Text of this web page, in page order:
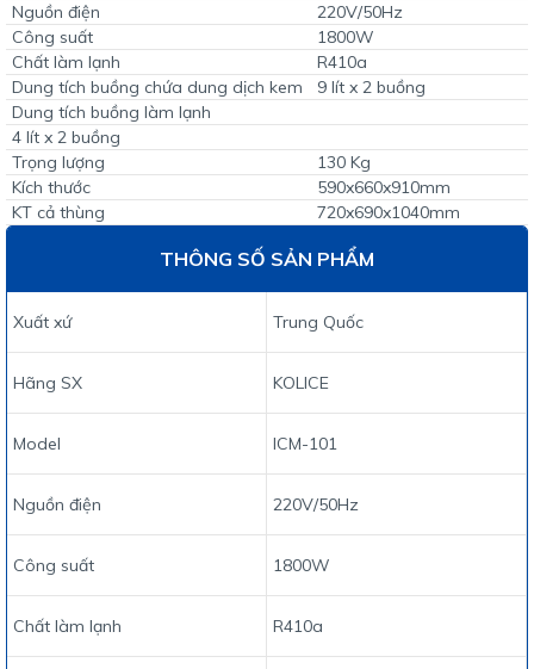
Nguồn điện
220V/50Hz
Công suất
1800W
Chất làm lạnh
R410a
Dung tích buồng chứa dung dịch kem
9 lít x 2 buồng
Dung tích buồng làm lạnh
4 lít x 2 buồng
Trọng lượng
130 Kg
Kích thước
590x660x910mm
KT cả thùng
720x690x1040mm
THÔNG SỐ SẢN PHẨM
Xuất xứ Trung Quốc
Hãng SX KOLICE
Model ICM-101
Nguồn điện 220V/50Hz
Công suất 1800W
Chất làm lạnh R410a